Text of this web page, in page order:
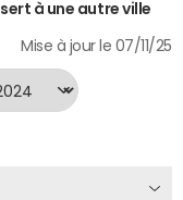
à une autre ville
Mise à jour le 07/11/25